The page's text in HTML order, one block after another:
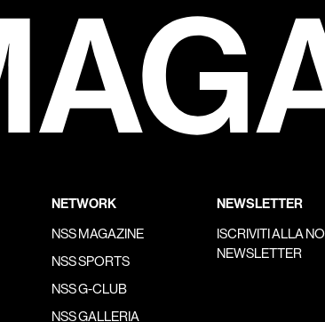
NETWORK
NSS MAGAZINE
NSS SPORTS
NSS G-CLUB
NSS GALLERIA
NEWSLETTER
ISCRIVITI ALLA
NEWSLETTER